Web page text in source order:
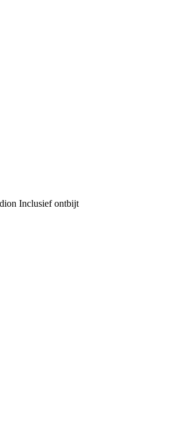
Inclusief ontbijt